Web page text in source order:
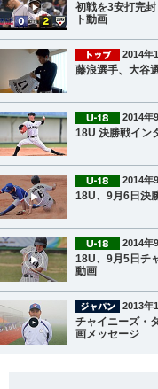
初戦を3安打完
ト動画
2014年
藤浪選手、大谷
2014年
18U 決勝戦イン
2014年
18U、9月6日決
2014年
18U、9月5日チ
動画
2013年
チャイニーズ・
画メッセージ